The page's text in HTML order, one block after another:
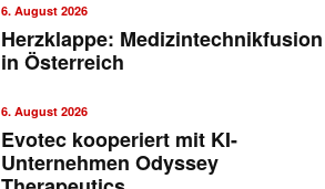
6. August 2026
Herzklappe: Medizintechnikfusion
in Österreich
6. August 2026
Evotec kooperiert mit KI-
Unternehmen Odyssey